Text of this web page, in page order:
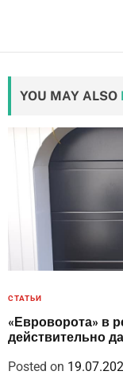
YOU MAY ALSO
СТАТЬИ
«Евроворота» в
действительно
Posted on